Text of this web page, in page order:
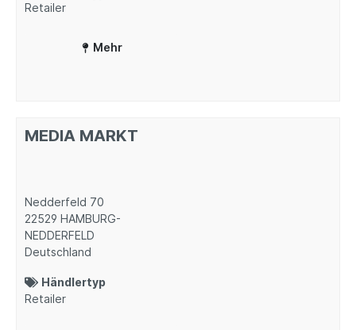
Retailer
Mehr
MEDIA MARKT
Nedderfeld 70
22529 HAMBURG-
NEDDERFELD
Deutschland
Händlertyp
Retailer